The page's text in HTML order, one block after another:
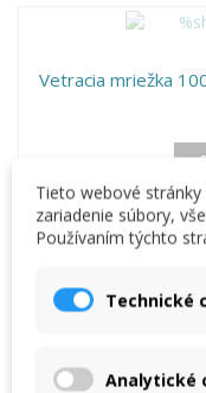
Vetracia mriežka
Tieto webové
zariadenie súbory,
Používaním týchto
Technické
Analytické